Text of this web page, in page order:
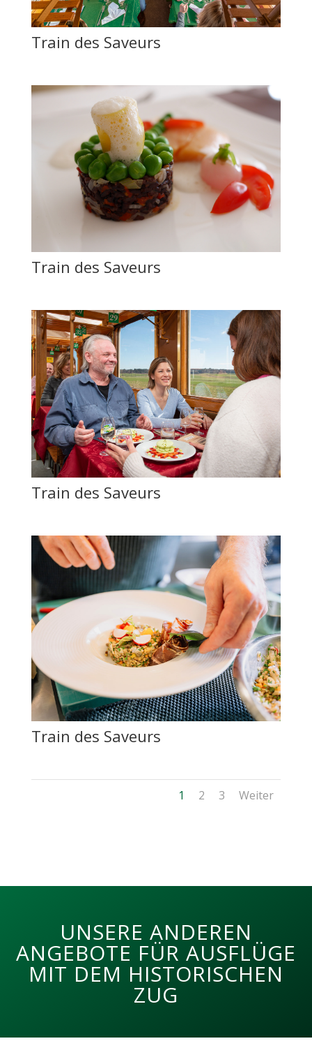
Train des Saveurs
Train des Saveurs
Train des Saveurs
Train des Saveurs
1 2 3 Weiter
UNSERE ANDEREN
ANGEBOTE FÜR AUSFLÜGE
MIT DEM HISTORISCHEN
ZUG